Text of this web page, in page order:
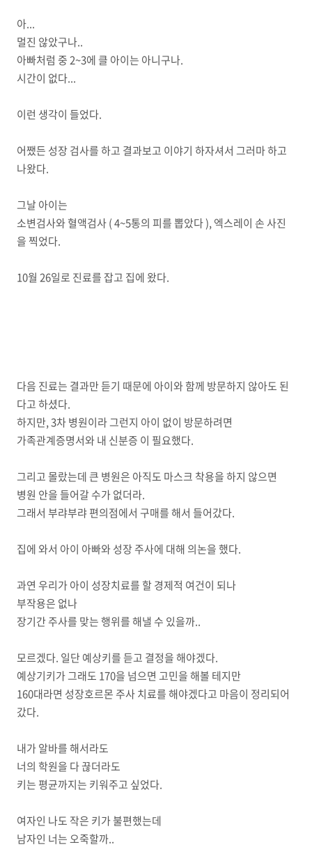
아...
멀진 않았구나..
아빠처럼 중 2~3에 클 아이는 아니구나.
시간이 없다...
이런 생각이 들었다.
어쨌든 성장 검사를 하고 결과보고 이야기 하자셔서 그러마 하고
나왔다.
그날 아이는
소변검사와 혈액검사 ( 4~5통의 피를 뽑았다 ), 엑스레이 손 사진
을 찍었다.
10월 26일로 진료를 잡고 집에 왔다.
다음 진료는 결과만 듣기 때문에 아이와 함께 방문하지 않아도 된
다고 하셨다.
하지만, 3차 병원이라 그런지 아이 없이 방문하려면
가족관계증명서와 내 신분증 이 필요했다.
그리고 몰랐는데 큰 병원은 아직도 마스크 착용을 하지 않으면
병원 안을 들어갈 수가 없더라.
그래서 부랴부랴 편의점에서 구매를 해서 들어갔다.
집에 와서 아이 아빠와 성장 주사에 대해 의논을 했다.
과연 우리가 아이 성장치료를 할 경제적 여건이 되나
부작용은 없나
장기간 주사를 맞는 행위를 해낼 수 있을까..
모르겠다. 일단 예상키를 듣고 결정을 해야겠다.
예상기키가 그래도 170을 넘으면 고민을 해볼 테지만
160대라면 성장호르몬 주사 치료를 해야겠다고 마음이 정리되어
갔다.
내가 알바를 해서라도
너의 학원을 다 끊더라도
키는 평균까지는 키워주고 싶었다.
여자인 나도 작은 키가 불편했는데
남자인 너는 오죽할까..